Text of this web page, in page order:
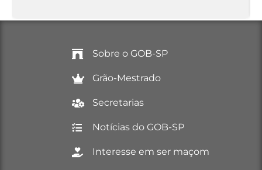
Sobre o GOB-SP
Grão-Mestrado
Secretarias
Notícias do GOB-SP
Interesse em ser maçom